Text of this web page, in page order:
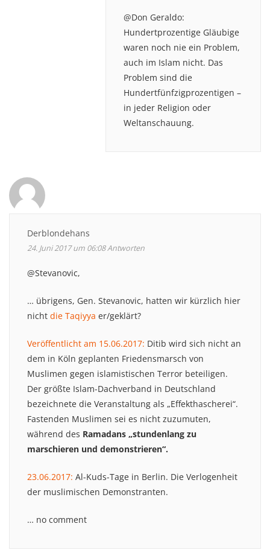
@Don Geraldo:
Hundertprozentige Gläubige
waren noch nie ein Problem,
auch im Islam nicht. Das
Problem sind die
Hundertfünfzigprozentigen –
in jeder Religion oder
Weltanschauung.
Derblondehans
24. Juni 2017 um 06:08Antworten
@Stevanovic,
… übrigens, Gen. Stevanovic, hatten wir kürzlich hier
nicht die Taqiyya er/geklärt?
Veröffentlicht am 15.06.2017: Ditib wird sich nicht an
dem in Köln geplanten Friedensmarsch von
Muslimen gegen islamistischen Terror beteiligen.
Der größte Islam-Dachverband in Deutschland
bezeichnete die Veranstaltung als „Effekthascherei“.
Fastenden Muslimen sei es nicht zuzumuten,
während des Ramadans „stundenlang zu
marschieren und demonstrieren“.
23.06.2017: Al-Kuds-Tage in Berlin. Die Verlogenheit
der muslimischen Demonstranten.
… no comment